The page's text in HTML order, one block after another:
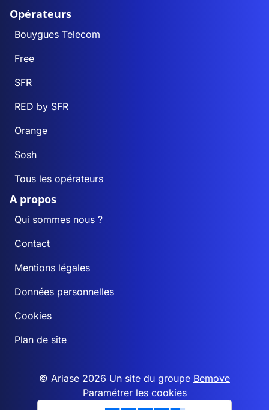
Opérateurs
Bouygues Telecom
Free
SFR
RED by SFR
Orange
Sosh
Tous les opérateurs
A propos
Qui sommes nous ?
Contact
Mentions légales
Données personnelles
Cookies
Plan de site
© Ariase 2026 Un site du groupe Bemove
Paramétrer les cookies